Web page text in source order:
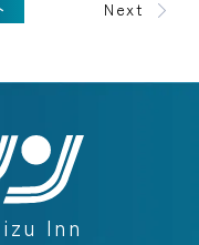
Next
Inn